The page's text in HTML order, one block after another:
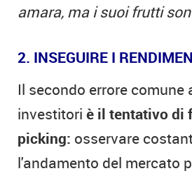
amara, ma i suoi frutti
2. INSEGUIRE I
Il secondo errore comune
investitori è il tentativo di
picking: osservare
l'andamento del mercato